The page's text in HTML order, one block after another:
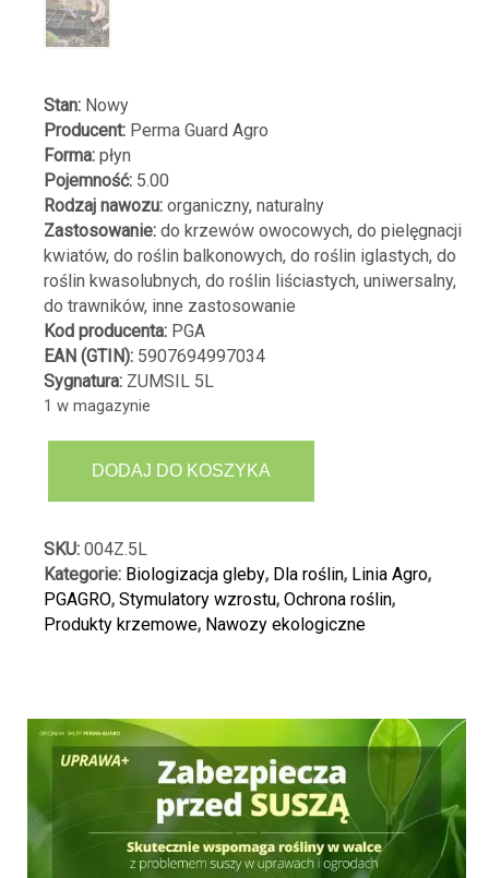
Stan: Nowy
Producent: Perma Guard Agro
Forma: płyn
Pojemność: 5.00
Rodzaj nawozu: organiczny, naturalny
Zastosowanie: do krzewów owocowych, do pielęgnacji
kwiatów, do roślin balkonowych, do roślin iglastych, do
roślin kwasolubnych, do roślin liściastych, uniwersalny,
do trawników, inne zastosowanie
Kod producenta: PGA
EAN (GTIN): 5907694997034
Sygnatura: ZUMSIL 5L
1 w magazynie
ZUMSIL
BIOSTYMULATOR
ROŚLIN
KRZEM
NAWÓZ
EKOLOGICZNY
DODAJ DO KOSZYKA
SKU: 004Z.5L
Kategorie: Biologizacja gleby, Dla roślin, Linia Agro,
PGAGRO, Stymulatory wzrostu, Ochrona roślin,
Produkty krzemowe, Nawozy ekologiczne